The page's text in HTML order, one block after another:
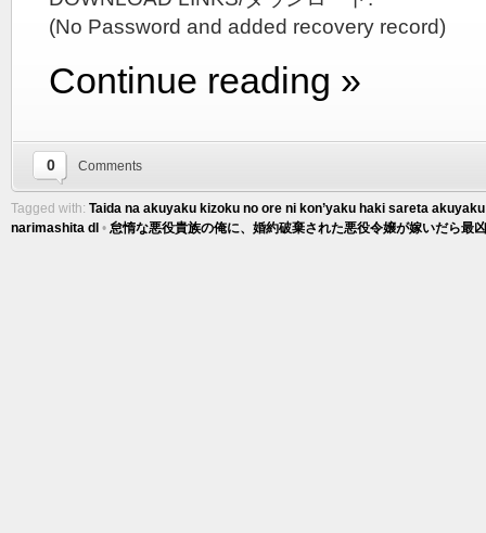
(No Password and added recovery record)
Continue reading »
0 Comments
Tagged with: Taida na akuyaku kizoku no ore ni kon’yaku haki sareta
narimashita dl • 怠惰な悪役貴族の俺に、婚約破棄された悪役令嬢が嫁いだら最